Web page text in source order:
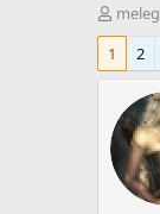
K
o
b
y
u
b
a
1
2